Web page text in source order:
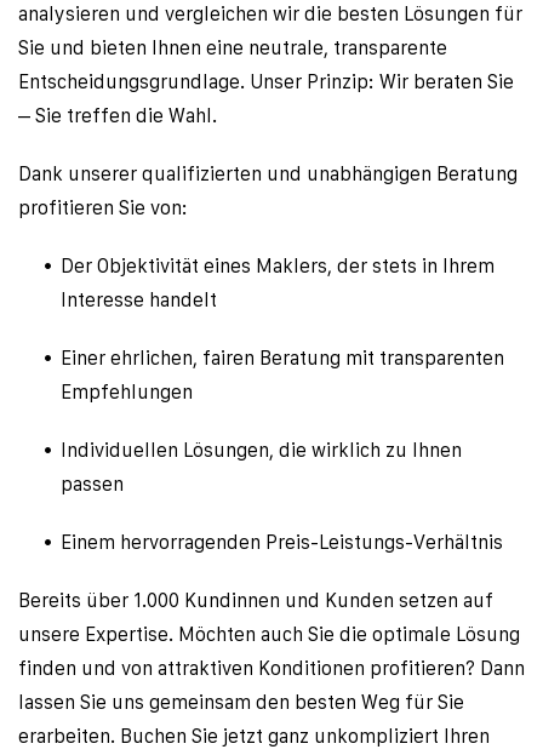
analysieren und vergleichen wir die besten Lösungen für
Sie und bieten Ihnen eine neutrale, transparente
Entscheidungsgrundlage. Unser Prinzip: Wir beraten Sie
– Sie treffen die Wahl.
Dank unserer qualifizierten und unabhängigen Beratung
profitieren Sie von:
Der Objektivität eines Maklers, der stets in Ihrem
Interesse handelt
Einer ehrlichen, fairen Beratung mit transparenten
Empfehlungen
Individuellen Lösungen, die wirklich zu Ihnen
passen
Einem hervorragenden Preis-Leistungs-Verhältnis
Bereits über 1.000 Kundinnen und Kunden setzen auf
unsere Expertise. Möchten auch Sie die optimale Lösung
finden und von attraktiven Konditionen profitieren? Dann
lassen Sie uns gemeinsam den besten Weg für Sie
erarbeiten. Buchen Sie jetzt ganz unkompliziert Ihren